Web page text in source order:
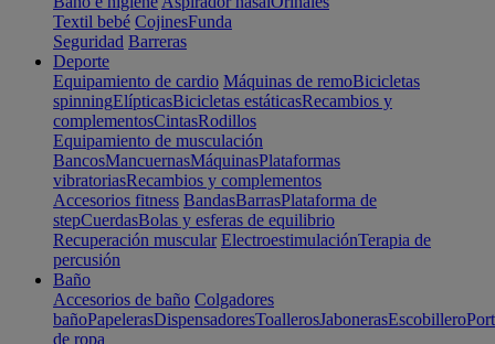
Textil bebé CojinesFunda
Seguridad Barreras
Deporte
Equipamiento de cardio Máquinas de remoBicicletas
spinningElípticasBicicletas estáticasRecambios y
complementosCintasRodillos
Equipamiento de musculación
BancosMancuernasMáquinasPlataformas
vibratoriasRecambios y complementos
Accesorios fitness BandasBarrasPlataforma de
stepCuerdasBolas y esferas de equilibrio
Recuperación muscular ElectroestimulaciónTerapia de
percusión
Baño
Accesorios de baño Colgadores
bañoPapelerasDispensadoresToallerosJabonerasEscobillero
de ropa